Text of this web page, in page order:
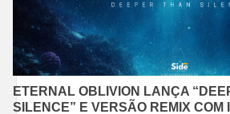
ETERNAL OBLIVION LANÇA
SILENCE” E VERSÃO REMIX COM